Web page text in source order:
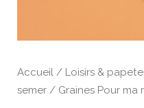
Accueil / Loisirs &
semer / Graines Pour ma